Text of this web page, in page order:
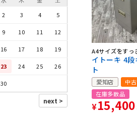
2 3 4 5
9 10 11 12
16 17 18 19
23 24 25 26
30
A4サイズをすっ
イトーキ 4段
ト
愛知店
中
在庫多数品
¥15,400